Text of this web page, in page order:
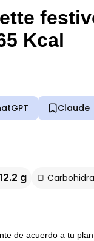
Kcal
Claude
12.2 g 🍞
de acuerdo a tu